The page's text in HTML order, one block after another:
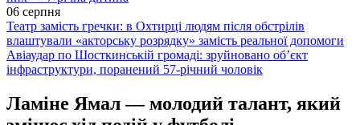
06 серпня
Театр замість гречки: в Охтирці людям після обстрілів
влаштували «акторську розрядку» замість реальної допомоги
Авіаудар по Шосткинській громаді: зруйновано об’єкт
інфраструктури, поранений 57-річний чоловік
Ламіне Ямал — молодий талант, який